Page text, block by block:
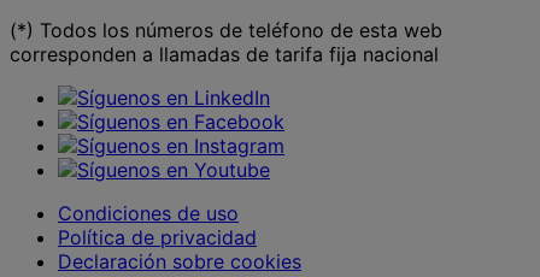
(*) Todos los números de teléfono de esta web
corresponden a llamadas de tarifa fija nacional
Condiciones de uso
Política de privacidad
Declaración sobre cookies